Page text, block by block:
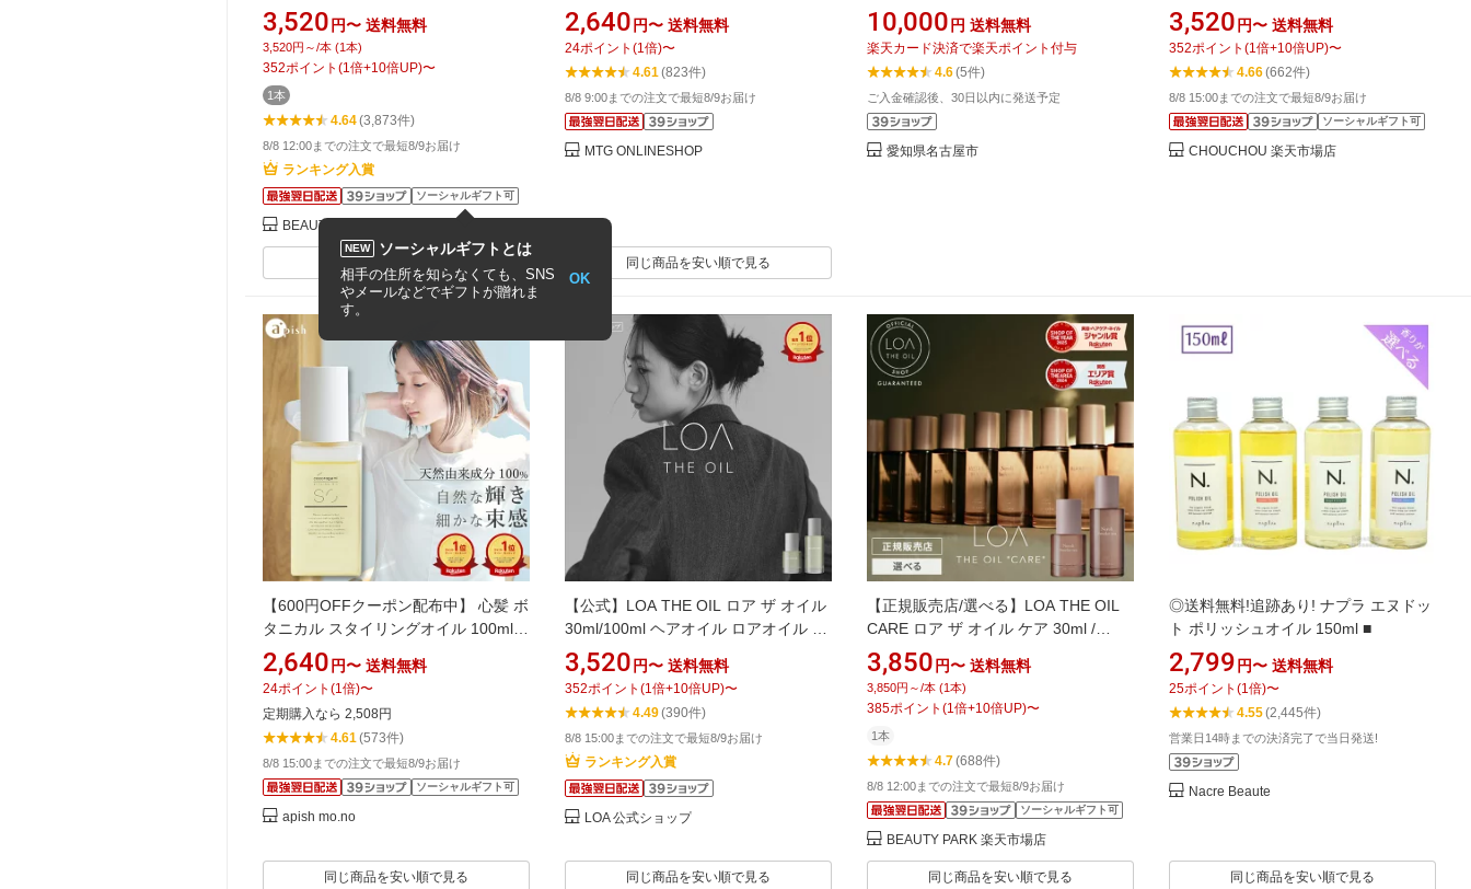
ュ シトラスベール ジャスミンドレ ラ
テローズ ネロリスモークティー ミス
ティックウッド ブルークレール ペア
ブランシュ ノワール フレグランス ヘ
アオイル ロアオイル LOAオイル アウ
トバス 送料無料
3,520円〜 送料無料
3,520円～/本 (1本)
352ポイント (1 倍+10倍UP)〜
1本
4.64(3,873件)
8/8 12:00までの注文で最短8/9お届け
ランキング入賞
ソーシャルギフト可
BEAUTY PARK 楽天市場店
同じ商品を安い順で見る
ーム ロックオイルライト ロックオイ
ルブルームライト キープ スタイリン
グ ヘアオイル ヘアアイロン ツヤ ダメ
ージ補修 香り フローラル 女性 ギフト
誕生日 プレゼント ReFa LOCK OIL
2,640円〜 送料無料
24ポイント (1 倍)〜
4.61 (823件)
8/8 9:00までの注文で最短8/9お届け
MTG ONLINESHOP
同じ商品を安い順で見る
ヘアケア 美容 スタイリング ハリ ツヤ
ギフト プレゼント 送料無料 名古屋市
10,000円 送料無料
楽天カード決済で楽天ポイント付与
4.6(5件)
ご入金確認後、30日以内に発送予定
愛知県名古屋市
30mL ヘアオイル 洗い流さないトリー
トメント ヘアケア ギフト プレゼント
ブランシュ ネロリスモークティー ジ
ャスミンドレ シトラスベール ラテロ
ーズ ミスティックウッド ペアブラン
シュ ノワール
3,520円〜 送料無料
352ポイント (1 倍+10倍UP)〜
4.66(662件)
8/8 15:00までの注文で最短8/9お届け
ソーシャルギフト可
CHOUCHOU 楽天市場店
【600円OFFクーポン配布中】 心髪 ボ
タニカル スタイリングオイル 100ml
しっとり まとまる ツヤ髪 濡れ髪 束感
オーガニック 植物由来 天然由来 美容
室専売 サロン品質 cocorogami
2,640円〜 送料無料
24ポイント (1 倍)〜
定期購入なら 2,508円
4.61 (573件)
8/8 15:00までの注文で最短8/9お届け
ソーシャルギフト可
apish mo.no
同じ商品を安い順で見る
【公式】LOA THE OIL ロア ザ オイル
30ml/100ml ヘアオイル ロアオイル ア
ウトバス 洗い流さないトリートメント
パフュームオイル 送料無料 メーカー
公式 ギフト LOATHEOIL
3,520円〜 送料無料
352ポイント (1 倍+10倍UP)〜
4.49(390件)
8/8 15:00までの注文で最短8/9お届け
ランキング入賞
LOA 公式ショップ
同じ商品を安い順で見る
【正規販売店/選べる】LOA THE OIL
CARE ロア ザ オイル ケア 30ml /
100ml ブランシュ シトラスベール ジ
ャスミンドレ ラテローズ ビーチクラ
ブ ネロリスモークティー ミスティッ
クウッド ブルークレール ペアブラン
シュ ノワール 洗い流さないトリート
メント フレグランス
3,850円〜 送料無料
3,850円～/本 (1本)
385ポイント (1 倍+10倍UP)〜
1本
4.7(688件)
8/8 12:00までの注文で最短8/9お届け
ソーシャルギフト可
BEAUTY PARK 楽天市場店
同じ商品を安い順で見る
◎送料無料!追跡あり! ナプラ エヌドッ
ト ポリッシュオイル 150ml ■
2,799円〜 送料無料
25ポイント (1 倍)〜
4.55(2,445件)
営業日14時までの決済完了で当日発送!
Nacre Beaute
同じ商品を安い順で見る
NEW ソーシャルギフトとは
相手の住所を知らなくても、SNS
やメールなどでギフトが贈れま
す。
OK